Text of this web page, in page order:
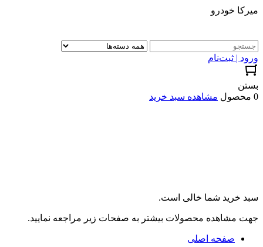
میرکا خودرو
ورود | ثبت‌نام
بستن
0 محصول
مشاهده سبد خرید
سبد خرید شما خالی است.
جهت مشاهده محصولات بیشتر به صفحات زیر مراجعه نمایید.
صفحه اصلی